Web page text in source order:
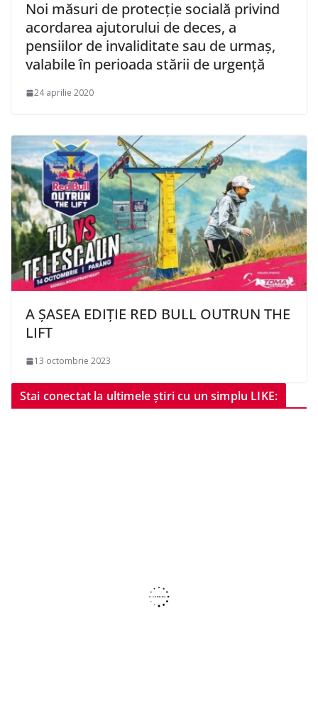
Noi măsuri de protecţie socială privind
acordarea ajutorului de deces, a
pensiilor de invaliditate sau de urmaş,
valabile în perioada stării de urgenţă
24 aprilie 2020
A ȘASEA EDIȚIE RED BULL OUTRUN THE
LIFT
13 octombrie 2023
Stai conectat la ultimele știri cu un simplu LIKE: